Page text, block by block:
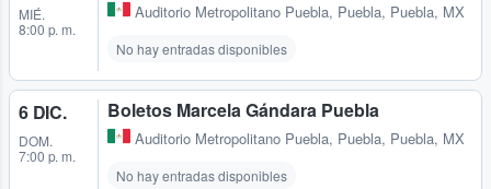
MIÉ.
8:00 p. m.
Auditorio Metropolitano Puebla, Puebla, Puebla, MX
No hay entradas disponibles
6 DIC.
DOM.
7:00 p. m.
Boletos Marcela Gándara Puebla
Auditorio Metropolitano Puebla, Puebla, Puebla, MX
No hay entradas disponibles